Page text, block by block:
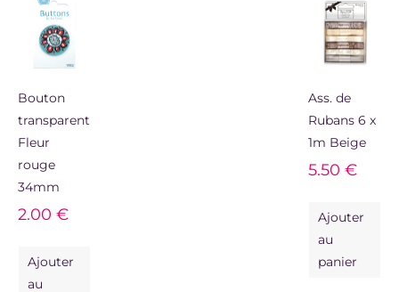
Bouton
transparent
Fleur
rouge
34mm
2.00 €
Ajouter
au
Ass. de
Rubans 6 x
1m Beige
5.50€
Ajouter
au
panier